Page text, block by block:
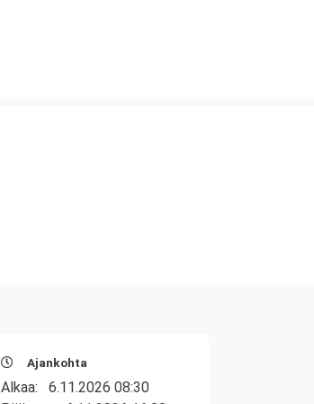
Ajankohta
Alkaa: 6.11.2026 08:30